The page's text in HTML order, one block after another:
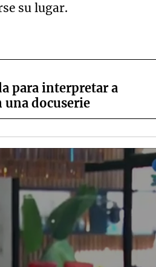
su lugar.
para interpretar a
una docuserie